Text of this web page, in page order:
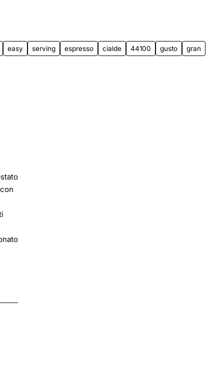
easy serving espresso cialde 44100 gusto
gran